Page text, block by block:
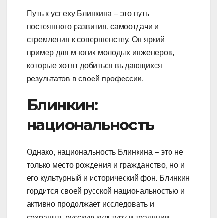
Путь к успеху Блинкина – это путь
постоянного развития, самоотдачи и
стремления к совершенству. Он яркий
пример для многих молодых инженеров,
которые хотят добиться выдающихся
результатов в своей профессии.
Блинкин:
национальность
Однако, национальность Блинкина – это не
только место рождения и гражданство, но и
его культурный и исторический фон. Блинкин
гордится своей русской национальностью и
активно продолжает исследовать и